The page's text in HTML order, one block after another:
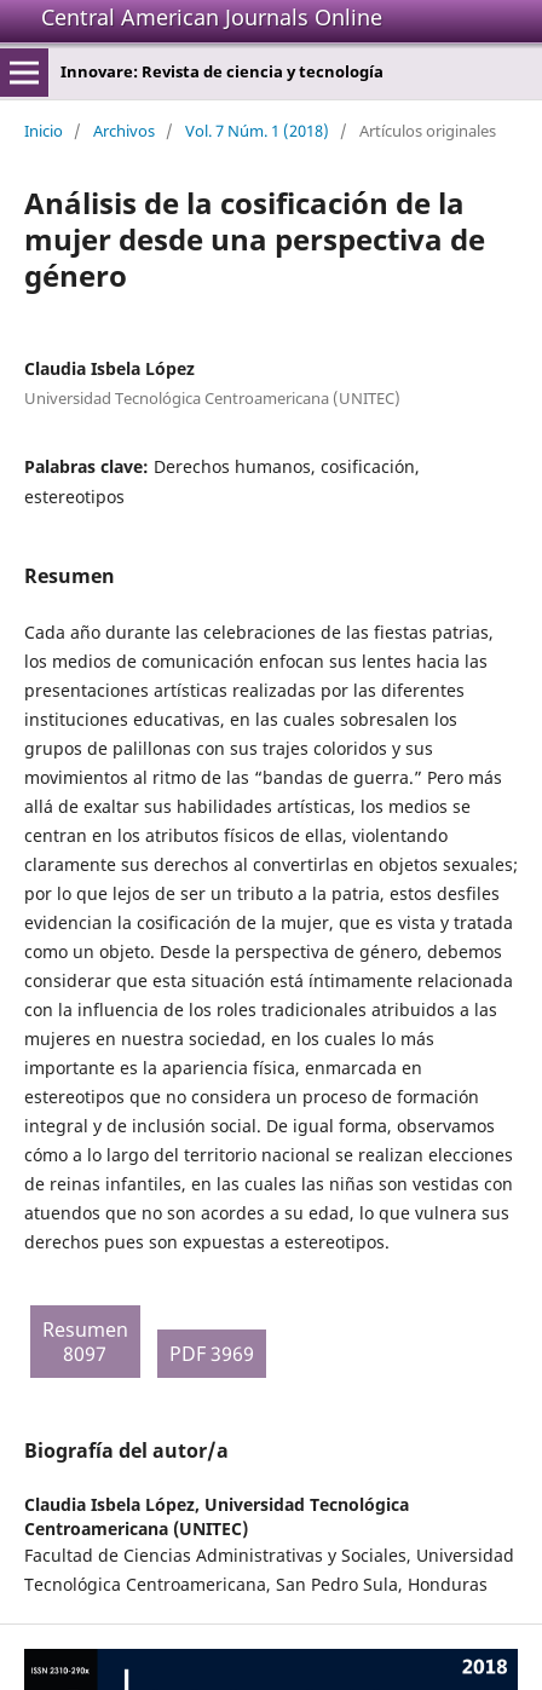
Central American Journals Online
Innovare: Revista de ciencia y tecnología
Inicio / Archivos / Vol. 7 Núm. 1 (2018) / Artículos originales
Análisis de la cosificación de la
mujer desde una perspectiva de
género
Claudia Isbela López
Universidad Tecnológica Centroamericana (UNITEC)
Palabras clave: Derechos humanos, cosificación,
estereotipos
Resumen
Cada año durante las celebraciones de las fiestas patrias,
los medios de comunicación enfocan sus lentes hacia las
presentaciones artísticas realizadas por las diferentes
instituciones educativas, en las cuales sobresalen los
grupos de palillonas con sus trajes coloridos y sus
movimientos al ritmo de las “bandas de guerra.” Pero más
allá de exaltar sus habilidades artísticas, los medios se
centran en los atributos físicos de ellas, violentando
claramente sus derechos al convertirlas en objetos sexuales;
por lo que lejos de ser un tributo a la patria, estos desfiles
evidencian la cosificación de la mujer, que es vista y tratada
como un objeto. Desde la perspectiva de género, debemos
considerar que esta situación está íntimamente relacionada
con la influencia de los roles tradicionales atribuidos a las
mujeres en nuestra sociedad, en los cuales lo más
importante es la apariencia física, enmarcada en
estereotipos que no considera un proceso de formación
integral y de inclusión social. De igual forma, observamos
cómo a lo largo del territorio nacional se realizan elecciones
de reinas infantiles, en las cuales las niñas son vestidas con
atuendos que no son acordes a su edad, lo que vulnera sus
derechos pues son expuestas a estereotipos.
Resumen
8097
PDF 3969
Biografía del autor/a
Claudia Isbela López, Universidad Tecnológica
Centroamericana (UNITEC)
Facultad de Ciencias Administrativas y Sociales, Universidad
Tecnológica Centroamericana, San Pedro Sula, Honduras